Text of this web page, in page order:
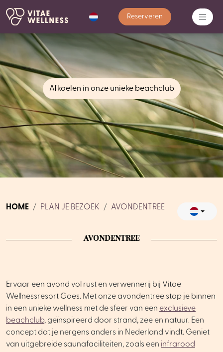
Reserveren
Afkoelen in onze unieke beachclub
HOME PLAN JE BEZOEK AVONDENTREE
AVONDENTREE
Ervaar een avond vol rust en verwennerij bij Vitae
Wellnessresort Goes. Met onze avondentree stap je binnen
in een unieke wellness met de sfeer van een exclusieve
beachclub, geïnspireerd door strand, zee en natuur. Een
concept dat je nergens anders in Nederland vindt. Geniet
van uitgebreide saunafaciliteiten, zoals een infrarood